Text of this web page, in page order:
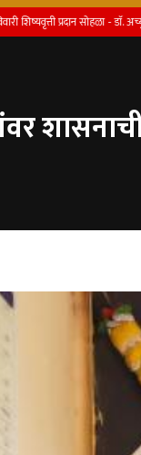
प्रदान सोहळा - डाॅ. अच्युत गोडबोले
शासनाची